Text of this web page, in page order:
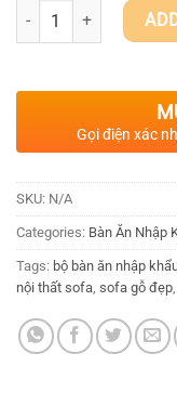
BÀN ĂN NHẬP KHẨU
Gọi điện xác
SKU: N/A
Categories: Bàn Ăn Nhập
Tags: bộ bàn ăn nhập
nội thất sofa, sofa gỗ đẹp,